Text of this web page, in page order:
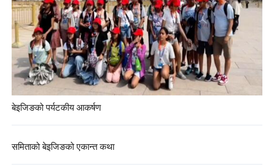
बेइजिङको पर्यटकीय आकर्षण
समिताको बेइजिङको एकान्त कथा